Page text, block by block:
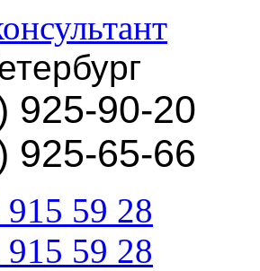
925-90-20
925-65-66
59 28
59 28